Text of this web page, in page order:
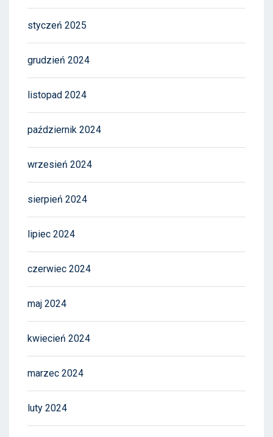
styczeń 2025
grudzień 2024
listopad 2024
październik 2024
wrzesień 2024
sierpień 2024
lipiec 2024
czerwiec 2024
maj 2024
kwiecień 2024
marzec 2024
luty 2024